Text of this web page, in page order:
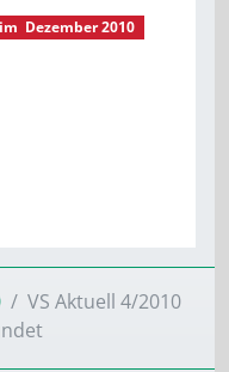
Dezember 2010
VS Aktuell 4/2010